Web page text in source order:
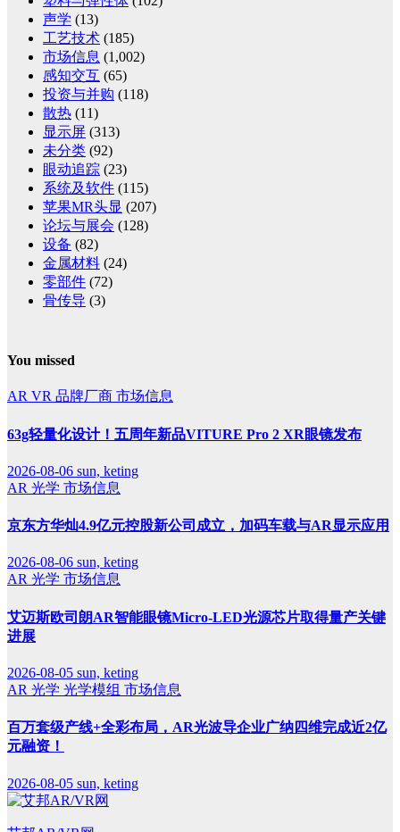
声学 (13)
工艺技术 (185)
市场信息 (1,002)
感知交互 (65)
投资与并购 (118)
散热 (11)
显示屏 (313)
未分类 (92)
眼动追踪 (23)
系统及软件 (115)
苹果MR头显 (207)
论坛与展会 (128)
设备 (82)
金属材料 (24)
零部件 (72)
骨传导 (3)
You missed
AR VR 品牌厂商 市场信息
63g轻量化设计！五周年新品VITURE Pro 2 XR眼镜发布
2026-08-06 sun, keting
AR 光学 市场信息
京东方华灿4.9亿元控股新公司成立，加码车载与AR显示应用
2026-08-06 sun, keting
AR 光学 市场信息
艾迈斯欧司朗AR智能眼镜Micro-LED光源芯片取得量产关键
进展
2026-08-05 sun, keting
AR 光学 光学模组 市场信息
百万套级产线+全彩布局，AR光波导企业广纳四维完成近2亿
元融资！
2026-08-05 sun, keting